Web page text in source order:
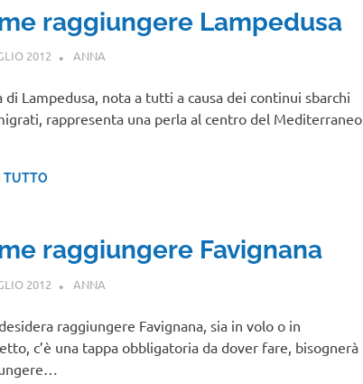
raggiungere Lampedusa
2012 ANNA
di Lampedusa, nota a tutti a causa dei continui sbarchi
rappresenta una perla al centro del Mediterraneo
TUTTO
raggiungere Favignana
2012 ANNA
raggiungere Favignana, sia in volo o in
c’è una tappa obbligatoria da dover fare, bisognerà